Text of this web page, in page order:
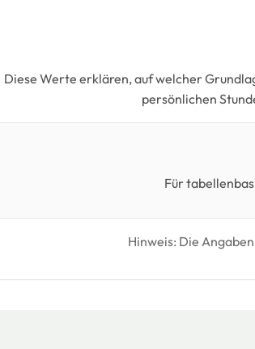
Diese Werte erklären, auf welcher
persönlichen
Für
Hinweis: Die